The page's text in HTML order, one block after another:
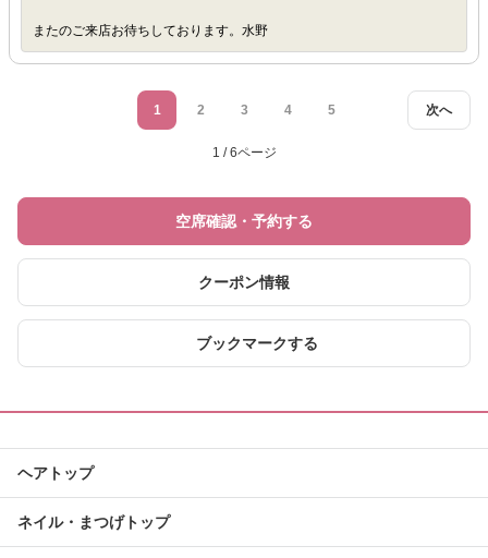
またのご来店お待ちしております。水野
次へ
1 2 3 4 5
1 / 6ページ
空席確認・予約する
クーポン情報
ブックマークする
ヘアトップ
ネイル・まつげトップ